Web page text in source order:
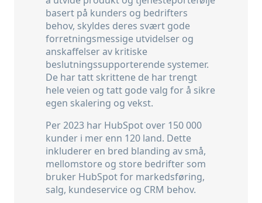
basert på kunders og bedrifters
behov, skyldes deres svært gode
forretningsmessige utvidelser og
anskaffelser av kritiske
beslutningssupporterende systemer.
De har tatt skrittene de har trengt
hele veien og tatt gode valg for å sikre
egen skalering og vekst.
Per 2023 har HubSpot over 150 000
kunder i mer enn 120 land. Dette
inkluderer en bred blanding av små,
mellomstore og store bedrifter som
bruker HubSpot for markedsføring,
salg, kundeservice og CRM behov.